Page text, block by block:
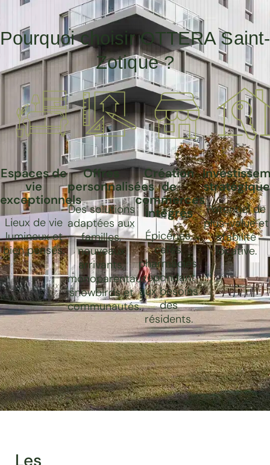
Pourquoi choisir OTTERA Saint-
Zotique ?
Espaces de
vie
exceptionnels
Lieux de vie
lumineux et
bien pensés.
Offres
personnalisées
Des solutions
adaptées aux
familles,
nouveaux
arrivants,
monoparentaux,
snowbirds et
communautés.
Création
de
commerces
intégrés
Épiceries,
cafés,
pharmacies,
répondant
aux besoins
des
résidents.
stratégique
Potentiel de
plus-value et
stabilité
locative.
Les